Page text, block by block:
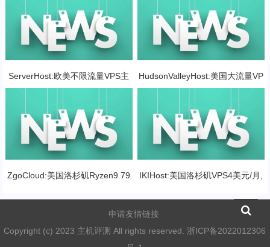
ServerHost:欧美不限流量VPS主
机优惠码,3G内存$22/年
HudsonValleyHost:美国大流量VP
S春季促销,1核1G20TB流量$15/
ZgoCloud:美国洛杉矶Ryzen9 79
9/CMIN2
IKIHost:美国洛杉矶VPS4美元/月,
持Windows
申请友情链接
Copyright (c) 2023 主机评测 All rights reserved.浙ICP备2022012306